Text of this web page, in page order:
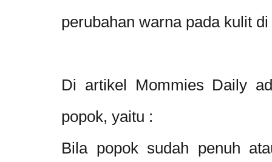
perubahan warna pada kulit
Di artikel Mommies Daily
popok, yaitu :
Bila popok sudah penuh